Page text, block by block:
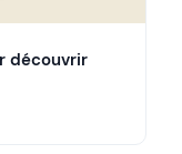
découvrir